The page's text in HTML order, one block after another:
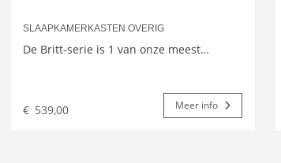
SLAAPKAMERKASTEN OVERIG
De Britt-serie is 1 van onze meest…
€ 539,00 Meer info